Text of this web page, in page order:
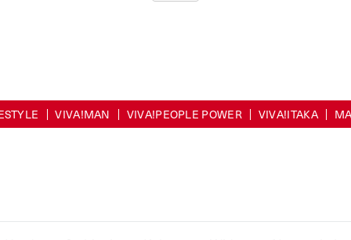
VIVA!MAN VIVA!PEOPLE POWER VIVA!ITAKA